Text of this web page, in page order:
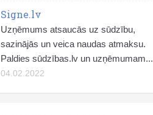
Signe.lv
Uzņēmums atsaucās uz sūdzību,
sazinājās un veica naudas atmaksu.
Paldies sūdzības.lv un uzņēmumam...
04.02.2022